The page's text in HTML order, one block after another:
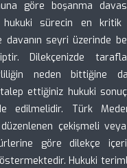
göre boşanma
hukuki sürecin en kritik
davanın seyri üzerinde
Dilekçenizde
neden bittiğine
ettiğiniz hukuki
edilmelidir. Türk
çekişmeli
göre dilekçe
Hukuki